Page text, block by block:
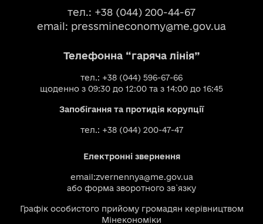
тел.: +38 (044) 200-44-67
email: pressmineconomy@me.gov.ua
Телефонна “гаряча лінія”
тел.: +38 (044) 596-67-66
щоденно з 09:30 до 12:00 та з 14:00 до 16:45
Запобігання та протидія корупції
тел.: +38 (044) 200-47-47
Електронні звернення
email:zvernennya@me.gov.ua
або форма зворотного зв`язку
Графік особистого прийому громадян керівництвом
Мінекономіки